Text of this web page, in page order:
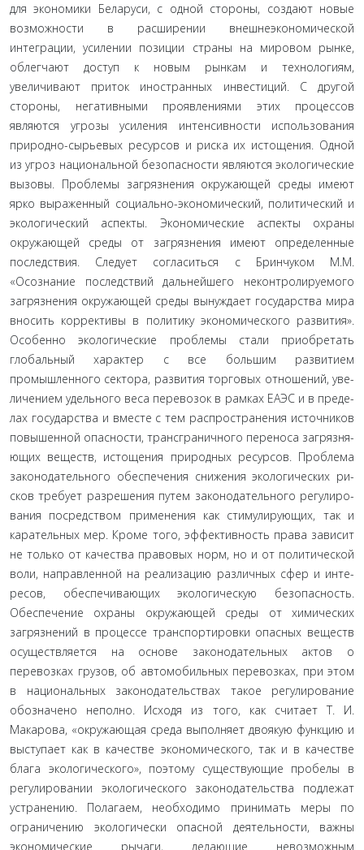
для экономики Беларуси, с одной стороны, создают новые
воз­можности в расширении внешнеэкономической
интеграции, усилении позиции страны на мировом рынке,
облегчают до­ступ к новым рынкам и технологиям,
увеличивают приток иностранных инвестиций. С другой
стороны, негативными проявлениями этих процессов
являются угрозы усиления ин­тенсивности использования
природно-сырьевых ресурсов и риска их истощения. Одной
из угроз национальной безопас­ности являются экологические
вызовы. Проблемы загрязне­ния окружающей среды имеют
ярко выраженный социаль­но-экономический, политический и
экологический аспекты. Экономические аспекты охраны
окружающей среды от загряз­нения имеют определенные
последствия. Следует согласиться с Бринчуком М.М.
«Осознание последствий дальнейшего не­контролируемого
загрязнения окружающей среды вынуждает государства мира
вносить коррективы в политику экономиче­ского развития».
Особенно экологические проблемы стали приобретать
глобальный характер с все большим развитием
промышленного сектора, развития торговых отношений, уве­
личением удельного веса перевозок в рамках ЕАЭС и в преде­
лах государства и вместе с тем распространения источников
повышенной опасности, трансграничного переноса загрязня­
ющих веществ, истощения природных ресурсов. Проблема
законодательного обеспечения снижения экологических ри­
сков требует разрешения путем законодательного регулиро­
вания посредством применения как стимулирующих, так и
карательных мер. Кроме того, эффективность права зависит
не только от качества правовых норм, но и от политической
воли, направленной на реализацию различных сфер и инте­
ресов, обеспечивающих экологическую безопасность.
Обеспе­чение охраны окружающей среды от химических
загрязнений в процессе транспортировки опасных веществ
осуществляется на основе законодательных актов о
перевозках грузов, об автомобильных перевозках, при этом
в национальных законо­дательствах такое регулирование
обозначено неполно. Исходя из того, как считает Т. И.
Макарова, «окружающая среда вы­полняет двоякую функцию и
выступает как в качестве эконо­мического, так и в качестве
блага экологического», поэтому существующие пробелы в
регулировании экологического за­конодательства подлежат
устранению. Полагаем, необходи­мо принимать меры по
ограничению экологически опасной деятельности, важны
экономические рычаги, делающие не­возможным